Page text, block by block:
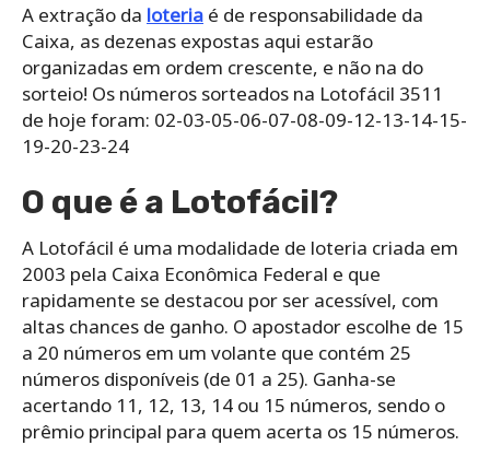
A extração da loteria é de responsabilidade da
Caixa, as dezenas expostas aqui estarão
organizadas em ordem crescente, e não na do
sorteio! Os números sorteados na Lotofácil 3511
de hoje foram: 02-03-05-06-07-08-09-12-13-14-15-
19-20-23-24
O que é a Lotofácil?
A Lotofácil é uma modalidade de loteria criada em
2003 pela Caixa Econômica Federal e que
rapidamente se destacou por ser acessível, com
altas chances de ganho. O apostador escolhe de 15
a 20 números em um volante que contém 25
números disponíveis (de 01 a 25). Ganha-se
acertando 11, 12, 13, 14 ou 15 números, sendo o
prêmio principal para quem acerta os 15 números.